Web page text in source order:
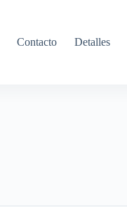
Contacto Detalles